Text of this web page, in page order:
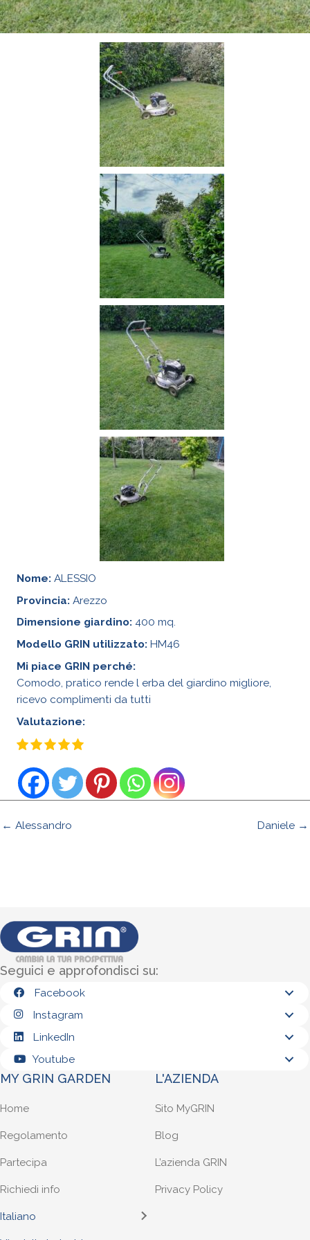
Nome: ALESSIO
Provincia: Arezzo
Dimensione giardino: 400 mq.
Modello GRIN utilizzato: HM46
Mi piace GRIN perché:
Comodo, pratico rende l erba del giardino migliore,
ricevo complimenti da tutti
Valutazione:
← Alessandro Daniele →
Seguici e approfondisci su:
Facebook
Instagram
LinkedIn
Youtube
MY GRIN GARDEN
Home
Regolamento
Partecipa
Richiedi info
Italiano
L'AZIENDA
Sito MyGRIN
Blog
L’azienda GRIN
Privacy Policy